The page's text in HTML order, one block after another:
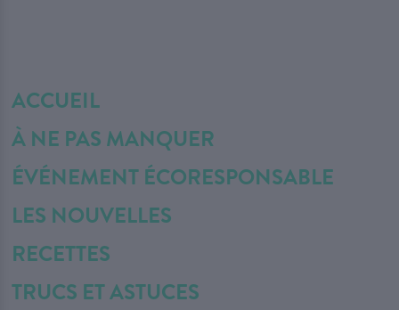
ACCUEIL
À NE PAS MANQUER
ÉVÉNEMENT ÉCORESPONSABLE
LES NOUVELLES
RECETTES
TRUCS ET ASTUCES